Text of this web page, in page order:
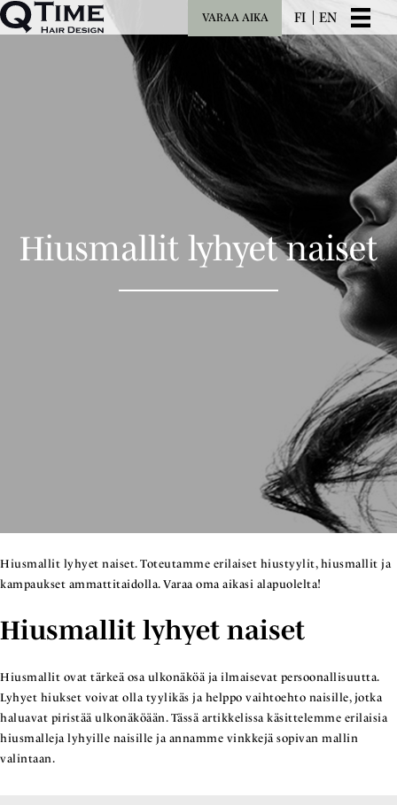
VARAA AIKA FI EN
Hiusmallit lyhyet naiset
Hiusmallit lyhyet naiset. Toteutamme erilaiset hiustyylit, hiusmallit ja
kampaukset ammattitaidolla. Varaa oma aikasi alapuolelta!
Hiusmallit lyhyet naiset
Hiusmallit ovat tärkeä osa ulkonäköä ja ilmaisevat persoonallisuutta.
Lyhyet hiukset voivat olla tyylikäs ja helppo vaihtoehto naisille, jotka
haluavat piristää ulkonäköään. Tässä artikkelissa käsittelemme erilaisia
hiusmalleja lyhyille naisille ja annamme vinkkejä sopivan mallin
valintaan.